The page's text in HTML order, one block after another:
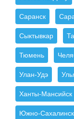
Саранск
Сыктывкар
Тюмень
Улан-Удэ
Ханты-Мансийск
Южно-Сахалинск